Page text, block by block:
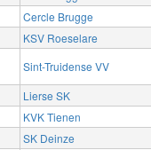
Cercle Brugge
KSV Roeselare
Sint-Truidense VV
Lierse SK
KVK Tienen
SK Deinze